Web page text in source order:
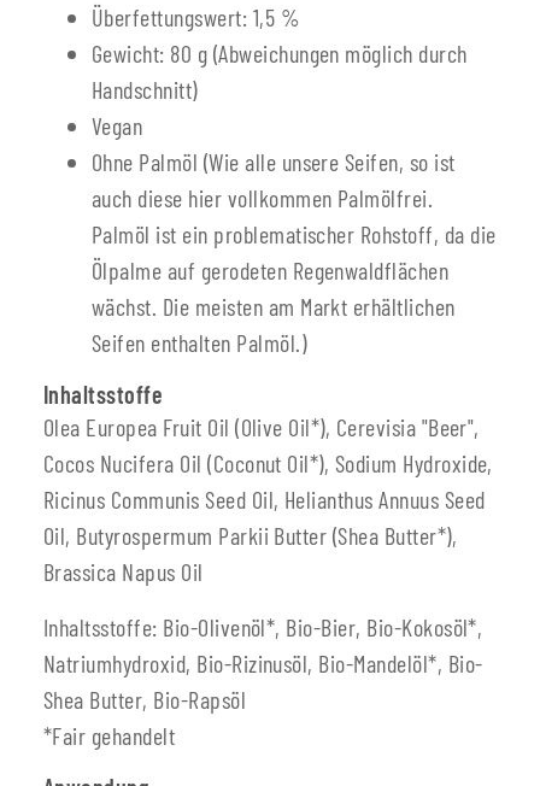
Überfettungswert: 1,5 %
Gewicht: 80 g (Abweichungen möglich durch
Handschnitt)
Vegan
Ohne Palmöl (Wie alle unsere Seifen, so ist
auch diese hier vollkommen Palmölfrei.
Palmöl ist ein problematischer Rohstoff, da die
Ölpalme auf gerodeten Regenwaldflächen
wächst. Die meisten am Markt erhältlichen
Seifen enthalten Palmöl.)
Inhaltsstoffe
Olea Europea Fruit Oil (Olive Oil*), Cerevisia "Beer",
Cocos Nucifera Oil (Coconut Oil*), Sodium Hydroxide,
Ricinus Communis Seed Oil, Helianthus Annuus Seed
Oil, Butyrospermum Parkii Butter (Shea Butter*),
Brassica Napus Oil
Inhaltsstoffe: Bio-Olivenöl*, Bio-Bier, Bio-Kokosöl*,
Natriumhydroxid, Bio-Rizinusöl, Bio-Mandelöl*, Bio-
Shea Butter, Bio-Rapsöl
*Fair gehandelt